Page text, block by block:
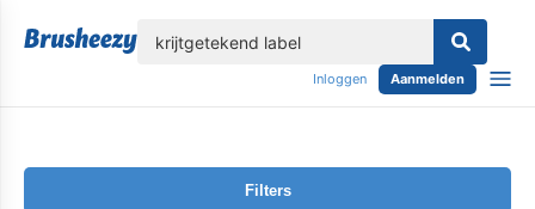
Inloggen Aanmelden
Filters